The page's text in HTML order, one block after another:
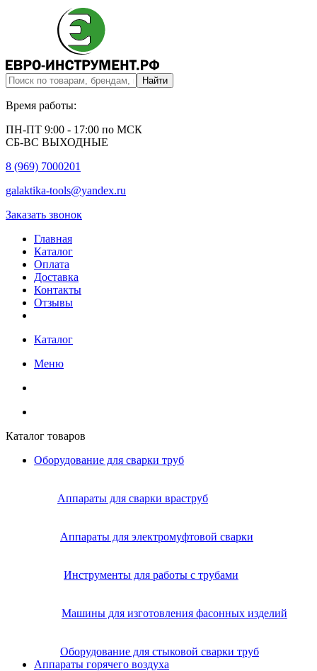
Время работы:
ПН-ПТ 9:00 - 17:00 по МСК
СБ-ВС ВЫХОДНЫЕ
8 (969) 7000201
galaktika-tools@yandex.ru
Заказать звонок
Главная
Каталог
Оплата
Доставка
Контакты
Отзывы
Каталог
Меню
Каталог товаров
Оборудование для сварки труб
Аппараты для сварки враструб
Аппараты для электромуфтовой сварки
Инструменты для работы с трубами
Машины для изготовления фасонных изделий
Оборудование для стыковой сварки труб
Аппараты горячего воздуха